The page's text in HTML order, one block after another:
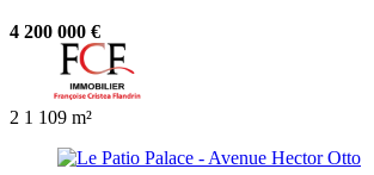
4 200 000 €
2 1 109 m²